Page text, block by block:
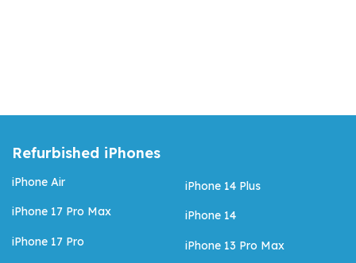
Refurbished iPhones
iPhone Air
iPhone 17 Pro Max
iPhone 17 Pro
iPhone 14 Plus
iPhone 14
iPhone 13 Pro Max